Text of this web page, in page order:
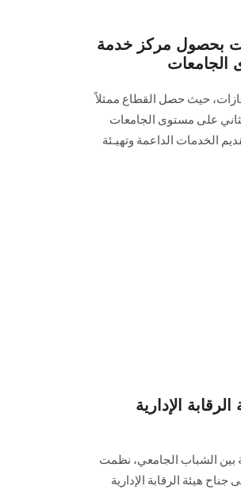
بحصول مركز خدمة
الجامعات
حيث حصل القطاع ممثلاً
على مستوى الجامعات
الخدمات الداعمة وتهيـئة
الإدارية
بين الشباب الجامعي، نظمت
هيئة الرقابة الإدارية